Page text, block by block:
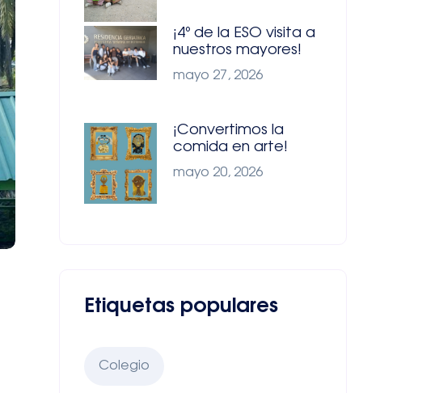
¡4º de la ESO visita a
nuestros mayores!
mayo 27, 2026
¡Convertimos la
comida en arte!
mayo 20, 2026
Etiquetas populares
Colegio